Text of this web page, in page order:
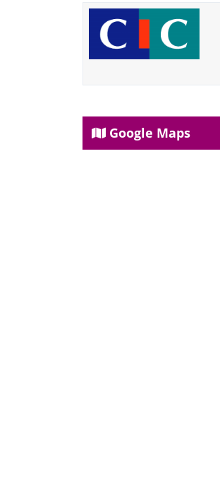
Google Maps